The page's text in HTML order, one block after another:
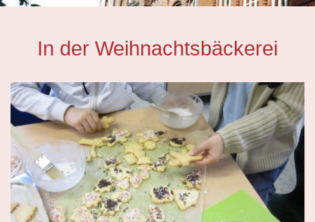
In der Weihnachtsbäckerei